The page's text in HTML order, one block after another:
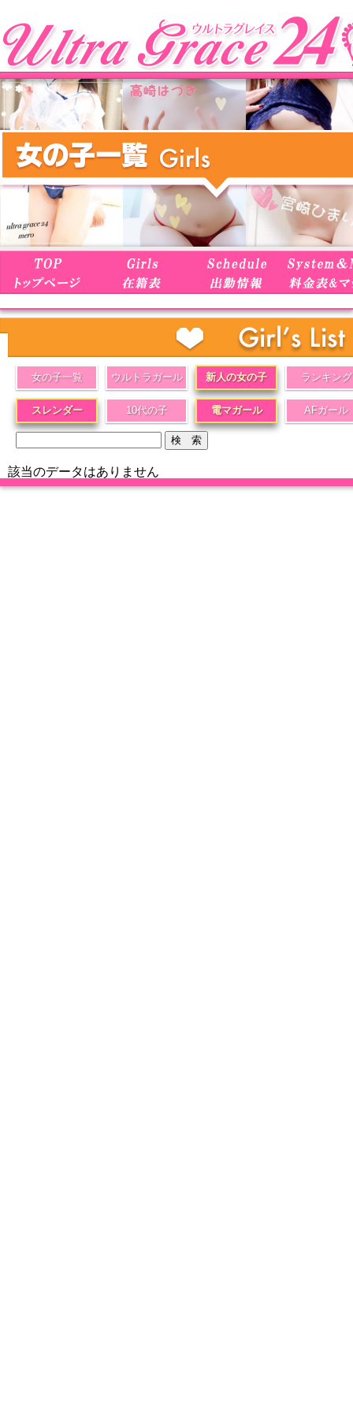
女の子一覧 ウルトラガール 新人の女の子 ランキング
スレンダー 10代の子 電マガール AFガール
該当のデータはありません